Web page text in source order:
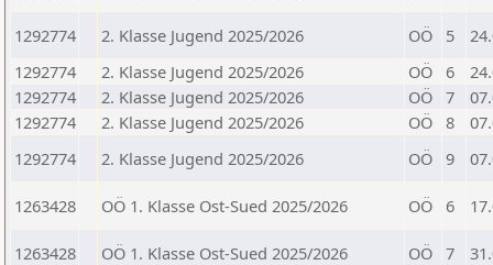
1292774 2. Klasse Jugend 2025/2026 OÖ 5
1292774
2. Klasse Jugend 2025/2026 OÖ 6
1292774
2. Klasse Jugend 2025/2026 OÖ 7
1292774
2. Klasse Jugend 2025/2026 OÖ 8
1292774
2. Klasse Jugend 2025/2026 OÖ 9
1263428 OÖ 1. Klasse Ost-Sued 2025/2026 OÖ 6
1263428 OÖ 1. Klasse Ost-Sued 2025/2026 OÖ 7